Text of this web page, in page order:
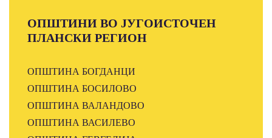
ОПШТИНИ ВО ЈУГОИСТОЧЕН
ПЛАНСКИ РЕГИОН
ОПШТИНА БОГДАНЦИ
ОПШТИНА БОСИЛОВО
ОПШТИНА ВАЛАНДОВО
ОПШТИНА ВАСИЛЕВО